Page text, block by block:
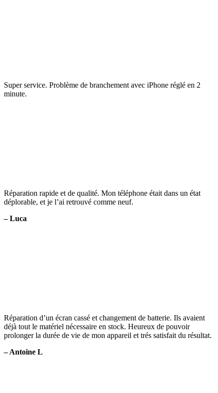
Super service. Problème de branchement avec iPhone réglé en 2
minute.
Réparation rapide et de qualité. Mon téléphone était dans un état
déplorable, et je l’ai retrouvé comme neuf.
– Luca
Réparation d’un écran cassé et changement de batterie. Ils avaient
déjà tout le matériel nécessaire en stock. Heureux de pouvoir
prolonger la durée de vie de mon appareil et trés satisfait du résultat.
– Antoine L